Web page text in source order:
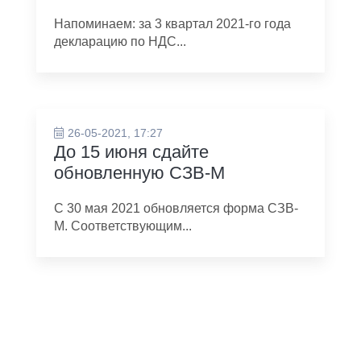
Напоминаем: за 3 квартал 2021-го года
декларацию по НДС...
26-05-2021, 17:27
До 15 июня сдайте
обновленную СЗВ-М
С 30 мая 2021 обновляется форма СЗВ-
М. Соответствующим...